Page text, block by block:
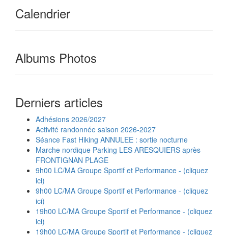
Calendrier
Albums Photos
Derniers articles
Adhésions 2026/2027
Activité randonnée saison 2026-2027
Séance Fast Hiking ANNULEE : sortie nocturne
Marche nordique Parking LES ARESQUIERS après
FRONTIGNAN PLAGE
9h00 LC/MA Groupe Sportif et Performance - (cliquez
ici)
9h00 LC/MA Groupe Sportif et Performance - (cliquez
ici)
19h00 LC/MA Groupe Sportif et Performance - (cliquez
ici)
19h00 LC/MA Groupe Sportif et Performance - (cliquez